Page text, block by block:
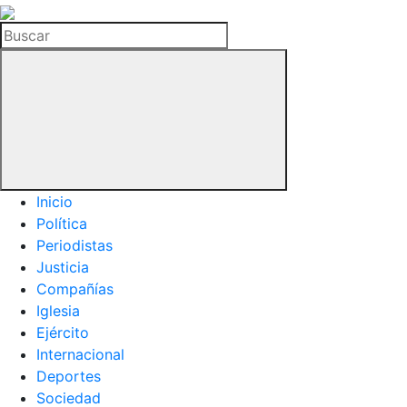
La
Hemeroteca
del
Buscar
Inicio
Política
Periodistas
Justicia
Compañías
Iglesia
Ejército
Internacional
Deportes
Sociedad